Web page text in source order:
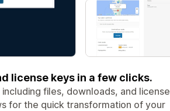
license keys in a few clicks.
files, downloads, and license
for the quick transformation of your